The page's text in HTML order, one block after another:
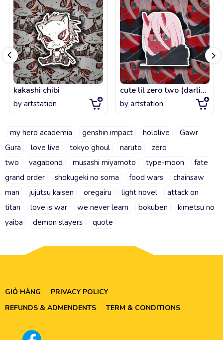
kakashi chibi
by artstation
cute lil zero two (darling in the franxx)
by artstation
my hero academia genshin impact hololive
Gawr
Gura
love live tokyo ghoul naruto
zero
two
vagabond musashi miyamoto type-moon
fate
grand order
shokugeki no soma food wars
chainsaw
man
jujutsu kaisen oregairu light novel
attack on
titan
love is war we never learn bokuben
kimetsu no
yaiba
demon slayers quote
GIỎ HÀNG
PRIVACY POLICY
REFUNDS & ADMENDENTS
TERM & CONDITIONS